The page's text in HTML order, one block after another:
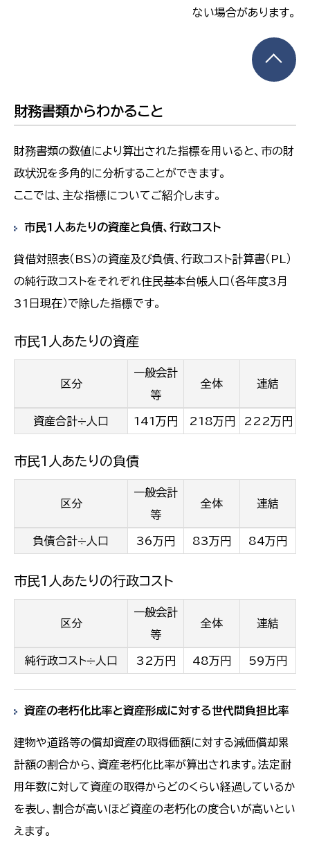
ない場合があります。
財務書類からわかること
財務書類の数値により算出された指標を用いると、市の財
政状況を多角的に分析することができます。
ここでは、主な指標についてご紹介します。
市民1人あたりの資産と負債、行政コスト
貸借対照表（BS）の資産及び負債、行政コスト計算書（PL）
の純行政コストをそれぞれ住民基本台帳人口（各年度3月
31日現在）で除した指標です。
市民1人あたりの資産
区分
一般会計
等
全体 連結
資産合計÷人口 141万円 218万円 222万円
市民1人あたりの負債
区分
一般会計
等
全体 連結
負債合計÷人口 36万円 83万円 84万円
市民1人あたりの行政コスト
区分
一般会計
等
全体 連結
純行政コスト÷人口 32万円 48万円 59万円
資産の老朽化比率と資産形成に対する世代間負担比率
建物や道路等の償却資産の取得価額に対する減価償却累
計額の割合から、資産老朽化比率が算出されます。法定耐
用年数に対して資産の取得からどのくらい経過しているか
を表し、割合が高いほど資産の老朽化の度合いが高いとい
えます。